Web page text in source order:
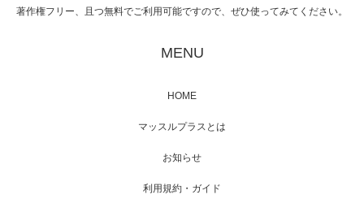
映画「メカバース」舞台挨拶へマッスルプラ
著作権フリー、且つ無料でご利用可能ですので、ぜひ使ってみてください。
MENU
HOME
マッスルプラスとは
お知らせ
利用規約・ガイド